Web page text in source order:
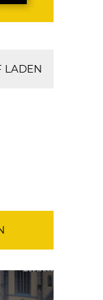
LADEN